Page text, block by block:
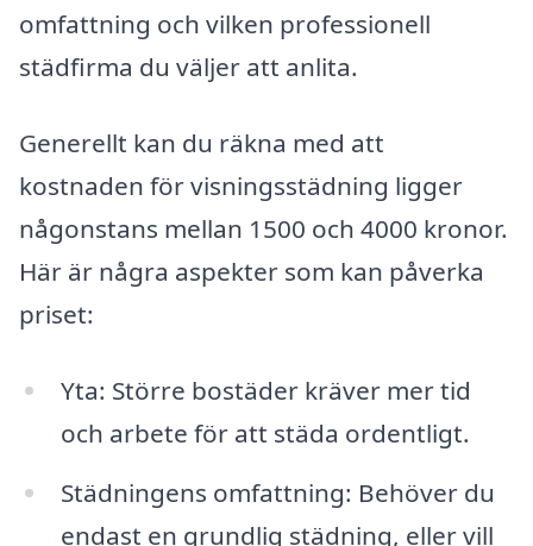
omfattning och vilken professionell
städfirma du väljer att anlita.
Generellt kan du räkna med att
kostnaden för visningsstädning ligger
någonstans mellan 1500 och 4000 kronor.
Här är några aspekter som kan påverka
priset:
Yta: Större bostäder kräver mer tid
och arbete för att städa ordentligt.
Städningens omfattning: Behöver du
endast en grundlig städning, eller vill